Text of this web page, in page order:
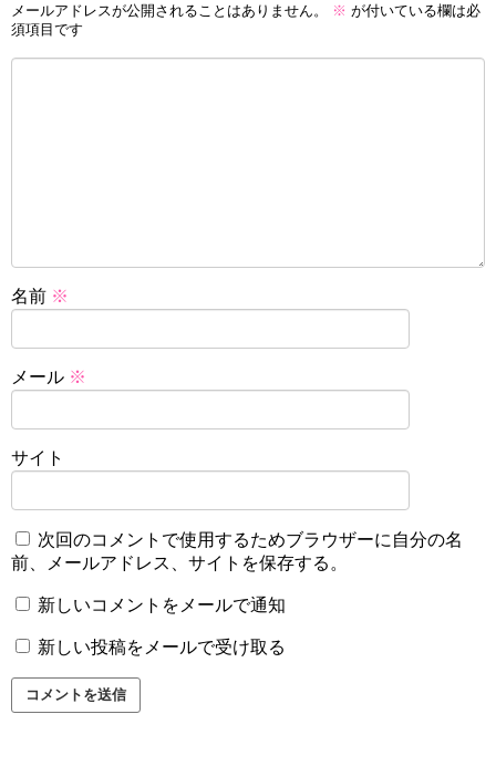
メールアドレスが公開されることはありません。 ※ が付いている欄は必
須項目です
名前 ※
メール ※
サイト
次回のコメントで使用するためブラウザーに自分の名
前、メールアドレス、サイトを保存する。
新しいコメントをメールで通知
新しい投稿をメールで受け取る